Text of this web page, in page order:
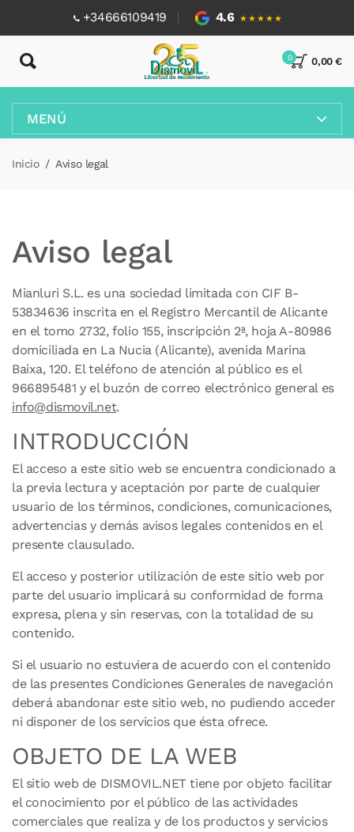
+34666109419 4.6 ★★★★★
0,00 €
0
MENÚ
Inicio Aviso legal
Aviso legal
Mianluri S.L. es una sociedad limitada con CIF B-
53834636 inscrita en el Registro Mercantil de Alicante
en el tomo 2732, folio 155, inscripción 2ª, hoja A-80986
domiciliada en La Nucia (Alicante), avenida Marina
Baixa, 120. El teléfono de atención al público es el
966895481 y el buzón de correo electrónico general es
info@dismovil.net.
INTRODUCCIÓN
El acceso a este sitio web se encuentra condicionado a
la previa lectura y aceptación por parte de cualquier
usuario de los términos, condiciones, comunicaciones,
advertencias y demás avisos legales contenidos en el
presente clausulado.
El acceso y posterior utilización de este sitio web por
parte del usuario implicará su conformidad de forma
expresa, plena y sin reservas, con la totalidad de su
contenido.
Si el usuario no estuviera de acuerdo con el contenido
de las presentes Condiciones Generales de navegación
deberá abandonar este sitio web, no pudiendo acceder
ni disponer de los servicios que ésta ofrece.
OBJETO DE LA WEB
El sitio web de DISMOVIL.NET tiene por objeto facilitar
el conocimiento por el público de las actividades
comerciales que realiza y de los productos y servicios